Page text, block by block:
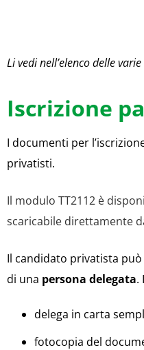
Li vedi nell’elenco delle
Iscrizione
I documenti per
privatisti.
Il modulo TT2112 è
scaricabile direttamente
Il candidato privatista
di una persona delegata.
delega in carta
fotocopia del